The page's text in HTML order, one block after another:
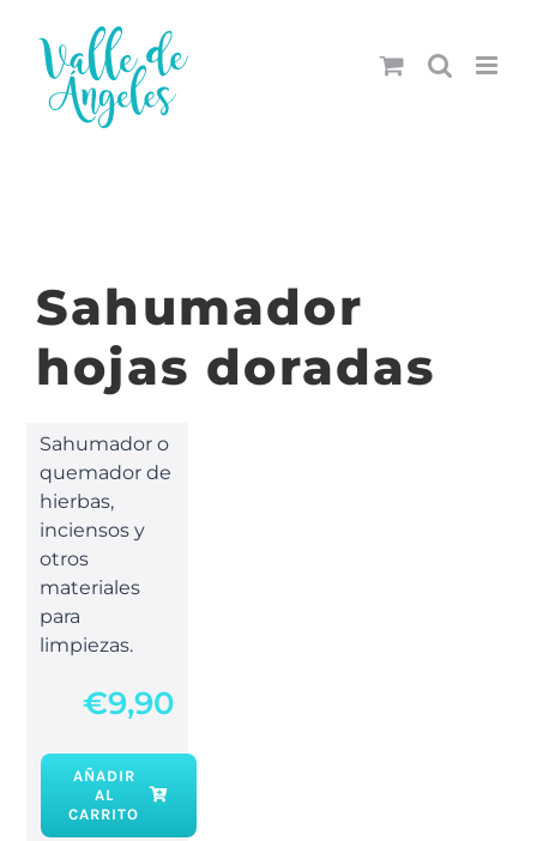
contenido
Sahumador
hojas doradas
Sahumador o
quemador de
hierbas,
inciensos y
otros
materiales
para
limpiezas.
€9,90
Sahumador
hojas
AÑADIR
AL
CARRITO